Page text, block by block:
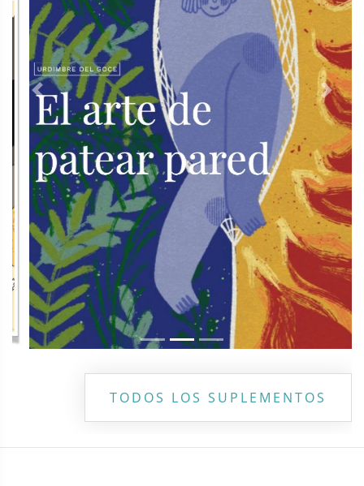
Previous Next
TODOS LOS SUPLEMENTOS